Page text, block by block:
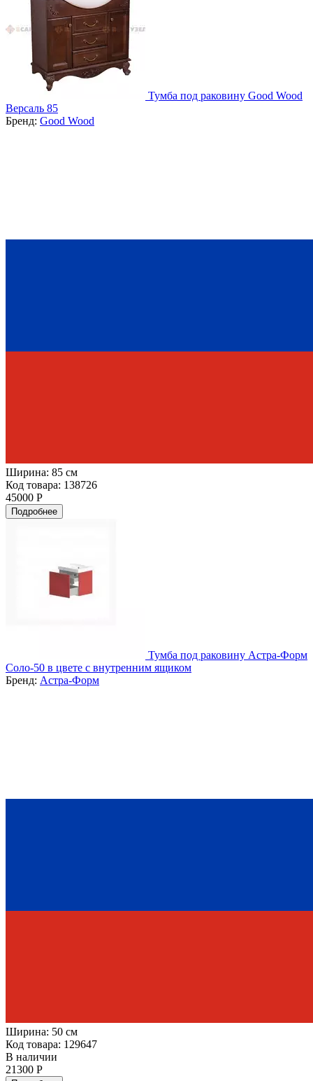
Тумба под раковину Good Wood
Версаль 85
Бренд: Good Wood
Ширина: 85 см
Код товара: 138726
45000 Р
Подробнее
Тумба под раковину Астра-Форм
Соло-50 в цвете с внутренним ящиком
Бренд: Астра-Форм
Ширина: 50 см
Код товара: 129647
В наличии
21300 Р